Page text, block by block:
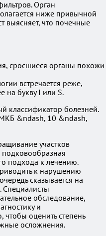
Орган
ниже привычной
выясняет, что почечные
сросшиеся органы похожи
встречается реже,
на букву I или S.
классификатор болезней.
&ndash, 10 &ndash,
участков
подковообразная
подхода к лечению.
к нарушению
сказывается на
Специалисты
обследование,
и
оценить степень
осложнения.